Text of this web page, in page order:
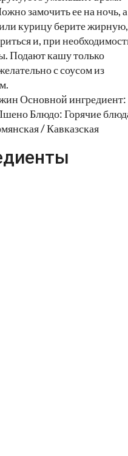
замочить ее на ночь, а
курицу берите жирную,
и, при
Подают кашу только
с соусом из
Основной ингредиент:
Блюдо: Горячие
/ Кавказская